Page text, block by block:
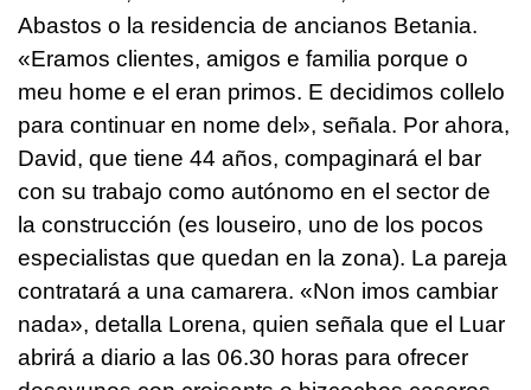
Abastos o la residencia de ancianos Betania.
«Eramos clientes, amigos e familia porque o
meu home e el eran primos. E decidimos collelo
para continuar en nome del», señala. Por ahora,
David, que tiene 44 años, compaginará el bar
con su trabajo como autónomo en el sector de
la construcción (es louseiro, uno de los pocos
especialistas que quedan en la zona). La pareja
contratará a una camarera. «Non imos cambiar
nada», detalla Lorena, quien señala que el Luar
abrirá a diario a las 06.30 horas para ofrecer